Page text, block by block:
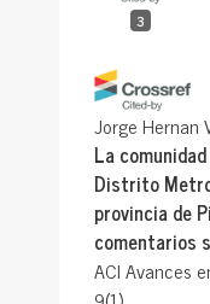
3
Jorge Hernan
La
Distrito
provincia de
comentarios
ACI Avances